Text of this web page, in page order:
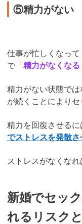
⑤精力がない
仕事が忙しくなっ
で「精力がなくなる
精力がない状態で
が続くことにより
精力を回復させる
でストレスを発散さ
ストレスがなくなれ
新婚でセッ
れるリスク